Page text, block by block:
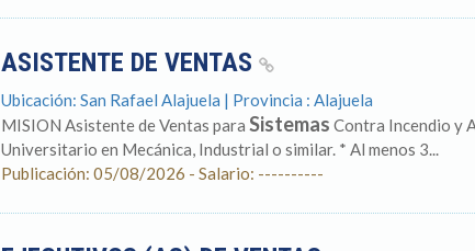
ASISTENTE DE VENTAS
Ubicación: San Rafael Alajuela | Provincia : Alajuela
MISION Asistente de Ventas para Sistemas Contra Incendio y
Universitario en Mecánica, Industrial o similar. * Al menos 3...
Publicación: 05/08/2026 - Salario: ----------